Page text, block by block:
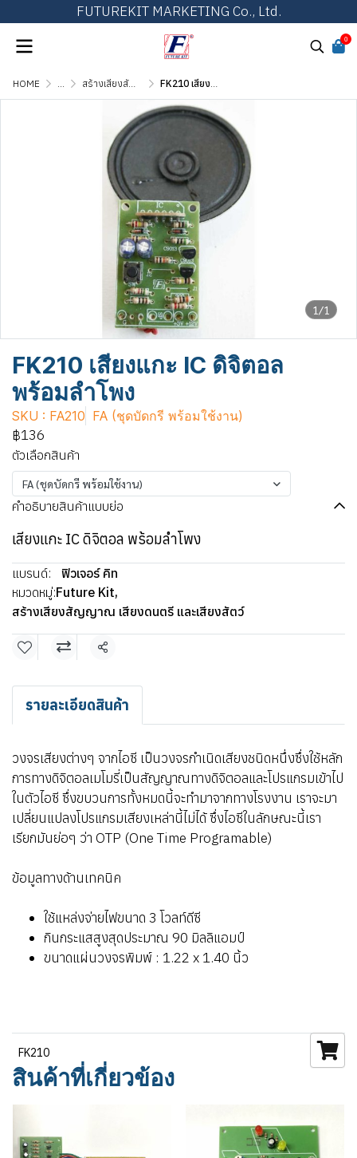
FUTUREKIT MARKETING Co., Ltd.
0
HOME ... สร้างเสียงสัญญาณ เสียงดนตรี และเสียงสัตว์ FK210 เสียงแกะ IC ดิจิตอล พร้อมลำโพง
1/1
FK210 เสียงแกะ IC ดิจิตอล
พร้อมลำโพง
SKU : FA210 FA (ชุดบัดกรี พร้อมใช้งาน)
฿136
ตัวเลือกสินค้า
FA (ชุดบัดกรี พร้อมใช้งาน)
คำอธิบายสินค้าแบบย่อ
เสียงแกะ IC ดิจิตอล พร้อมลำโพง
แบรนด์:
ฟิวเจอร์ คิท
หมวดหมู่:Future Kit,
สร้างเสียงสัญญาณ เสียงดนตรี และเสียงสัตว์
แชร์
รายละเอียดสินค้า
วงจรเสียงต่างๆ จากไอซี เป็นวงจรกำเนิดเสียงชนิดหนึ่งซึ่งใช้หลัก
การทางดิจิตอลเมโมรี่เป็นสัญญาณทางดิจิตอลและโปรแกรมเข้าไป
ในตัวไอซี ซึ่งขบวนการทั้งหมดนี้จะทำมาจากทางโรงงาน เราจะมา
เปลี่ยนแปลงโปรแกรมเสียงเหล่านี้ไม่ได้ ซึ่งไอซีในลักษณะนี้เรา
เรียกมันย่อๆ ว่า OTP (One Time Programable)
ข้อมูลทางด้านเทคนิค
ใช้แหล่งจ่ายไฟขนาด 3 โวลท์ดีซี
กินกระแสสูงสุดประมาณ 90 มิลลิแอมป์
ขนาดแผ่นวงจรพิมพ์ : 1.22 x 1.40 นิ้ว
FK210
สินค้าที่เกี่ยวข้อง